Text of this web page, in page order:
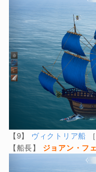
【9】 ヴィクトリア船
【船長】
ジョアン・フ